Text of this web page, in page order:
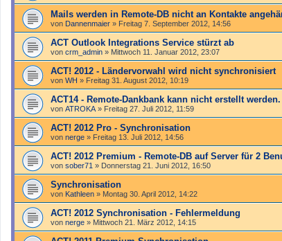
Mails werden in Remote-DB nicht an Kontakte
von Dannenmaier » Freitag 7. September 2012, 14:56
ACT Outlook Integrations Service stürzt ab
von crm_admin » Mittwoch 11. Januar 2012, 23:07
ACT! 2012 - Ländervorwahl wird nicht synchronisiert
von WH » Freitag 31. August 2012, 10:19
ACT14 - Remote-Dankbank kann nicht erstellt werden.
von ATROKA » Freitag 27. Juli 2012, 11:59
ACT! 2012 Pro - Synchronisation
von nerge » Freitag 13. Juli 2012, 14:56
ACT! 2012 Premium - Remote-DB auf Server für 2
von sober71 » Donnerstag 21. Juni 2012, 16:50
Synchronisation
von Kathleen » Montag 30. April 2012, 14:22
ACT! 2012 Synchronisation - Fehlermeldung
von nerge » Mittwoch 21. März 2012, 14:15